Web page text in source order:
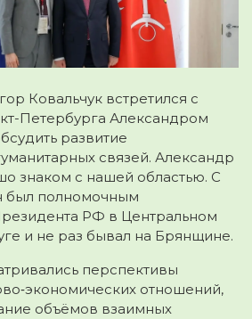
Ковальчук встретился с
Петербурга Александром
развитие
связей. Александр
знаком с нашей областью. С
был полномочным
РФ в Центральном
и не раз бывал на Брянщине.
перспективы
отношений,
объёмов взаимных